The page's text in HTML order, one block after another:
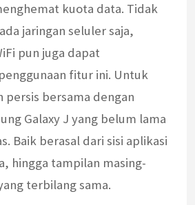
kuota data. Tidak
jaringan seluler saja,
pun juga dapat
fitur ini. Untuk
persis bersama dengan
Galaxy J yang belum lama
Baik berasal dari sisi aplikasi
hingga tampilan masing-
terbilang sama.